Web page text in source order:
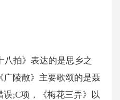
拍》表达的是思乡之
广陵散》主要歌颂的是聂
;C项，《梅花三弄》以